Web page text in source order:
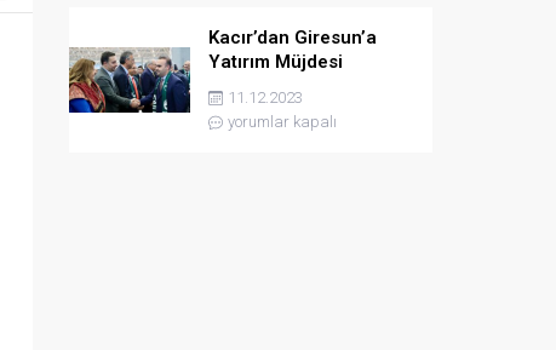
Kacır’dan Giresun’a
Yatırım Müjdesi
11.12.2023
yorumlar kapalı